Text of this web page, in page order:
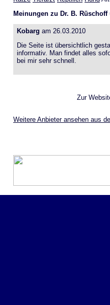
Meinungen zu Dr. B.
Kobarg am 26.03.2010
Die Seite ist übersichtlich
informativ. Man findet alles
bei mir sehr schnell.
Zur
Weitere Anbieter ansehen aus